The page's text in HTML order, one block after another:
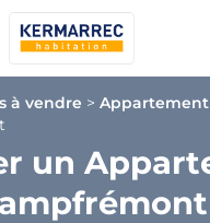
à vendre > Appartement
un